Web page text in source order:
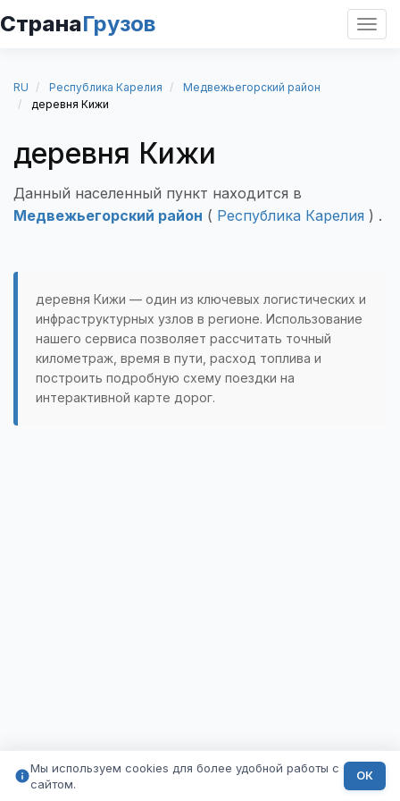
СтранаГрузов
RU Республика Карелия
Медвежьегорский район
деревня Кижи
деревня Кижи
Данный населенный пункт находится в
Медвежьегорский район ( Республика Карелия ) .
деревня Кижи — один из ключевых логистических и
инфраструктурных узлов в регионе. Использование
нашего сервиса позволяет рассчитать точный
километраж, время в пути, расход топлива и
построить подробную схему поездки на
интерактивной карте дорог.
Мы используем cookies для более удобной работы с
сайтом.
ОК